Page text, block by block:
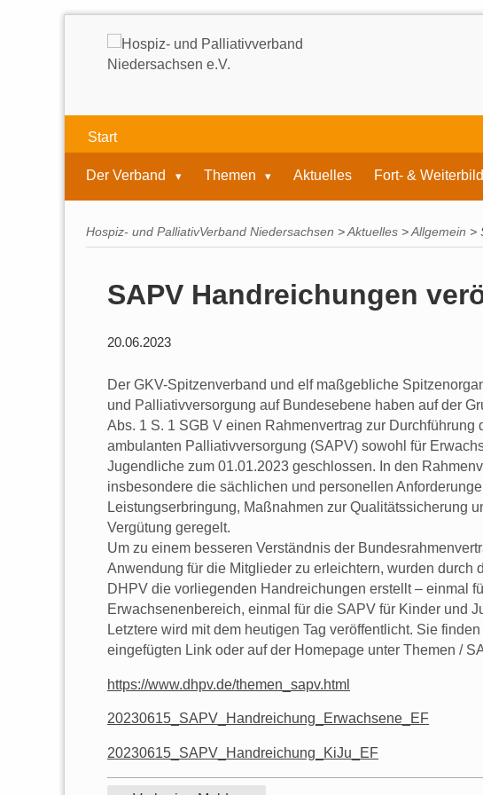
Start
Der Verband Themen Aktuelles Fort- &
Hospiz- und PalliativVerband Niedersachsen >Aktuelles >Allgemein >
SAPV Handreichungen
20.06.2023
Der GKV-Spitzenverband und elf maßgebliche
und Palliativversorgung auf Bundesebene haben auf der
Abs. 1 S. 1 SGB V einen Rahmenvertrag zur Durchführung
ambulanten Palliativversorgung (SAPV) sowohl für
Jugendliche zum 01.01.2023 geschlossen. In den
insbesondere die sächlichen und personellen
Leistungserbringung, Maßnahmen zur Qualitätssicherung
Vergütung geregelt.
Um zu einem besseren Verständnis der
Anwendung für die Mitglieder zu erleichtern, wurden durch
DHPV die vorliegenden Handreichungen erstellt – einmal
Erwachsenenbereich, einmal für die SAPV für Kinder und
Letztere wird mit dem heutigen Tag veröffentlicht. Sie
eingefügten Link oder auf der Homepage unter Themen /
https://www.dhpv.de/themen_sapv.html
20230615_SAPV_Handreichung_Erwachsene_EF
20230615_SAPV_Handreichung_KiJu_EF